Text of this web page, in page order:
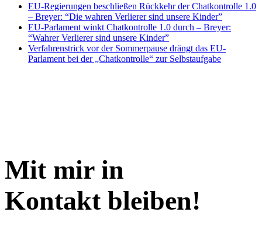
EU-Regierungen beschließen Rückkehr der Chatkontrolle 1.0
– Breyer: “Die wahren Verlierer sind unsere Kinder”
EU-Parlament winkt Chatkontrolle 1.0 durch – Breyer:
“Wahrer Verlierer sind unsere Kinder”
Verfahrenstrick vor der Sommerpause drängt das EU-
Parlament bei der „Chatkontrolle“ zur Selbstaufgabe
Mit mir in
Kontakt bleiben!